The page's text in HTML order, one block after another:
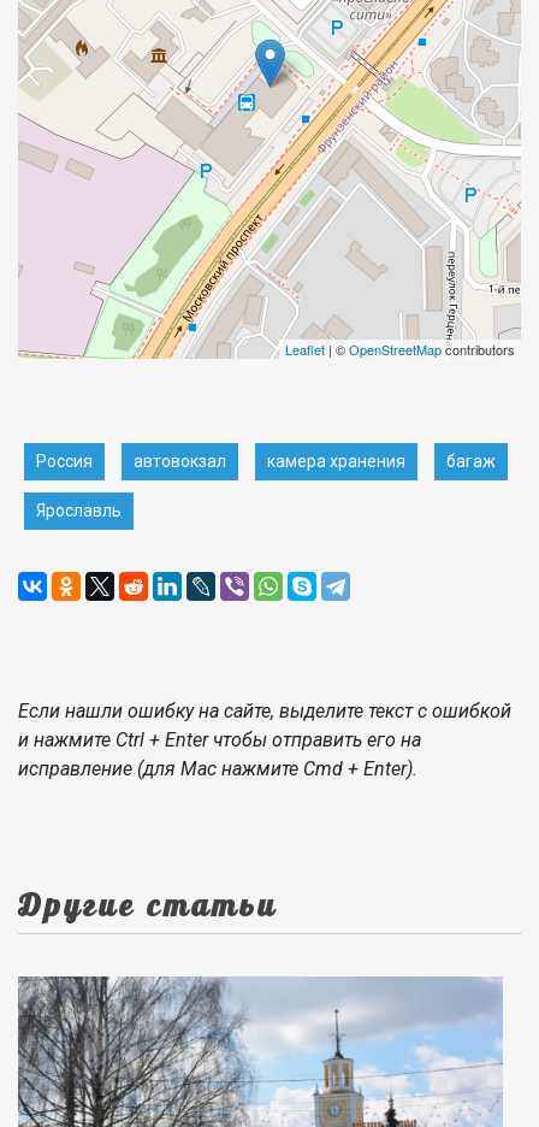
Leaflet | ©OpenStreetMapcontributors
Россия автовокзал камера хранения багаж
Ярославль
Если нашли ошибку на сайте, выделите текст с ошибкой
и нажмите Ctrl + Enter чтобы отправить его на
исправление (для Mac нажмите Cmd + Enter).
Другие статьи